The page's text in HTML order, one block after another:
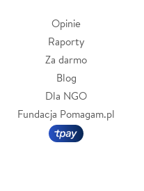
Opinie
Raporty
Za darmo
Blog
Dla NGO
Fundacja Pomagam.pl